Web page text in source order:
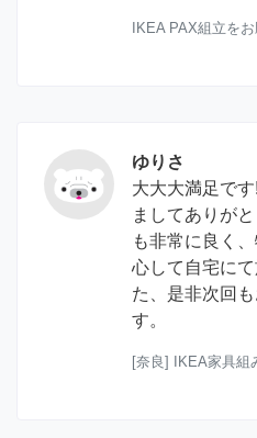
IKEA PAX組立を
ゆりさ
大大大満足で
ましてありが
も非常に良く
心して自宅に
た、是非次回
す。
[奈良] IKEA家具組